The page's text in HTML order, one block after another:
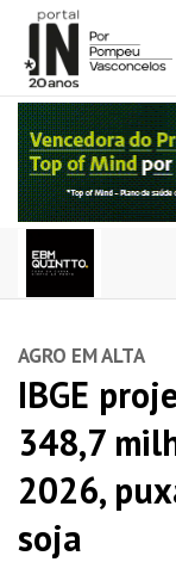
AGRO EM ALTA
IBGE
348,7
2026,
soja